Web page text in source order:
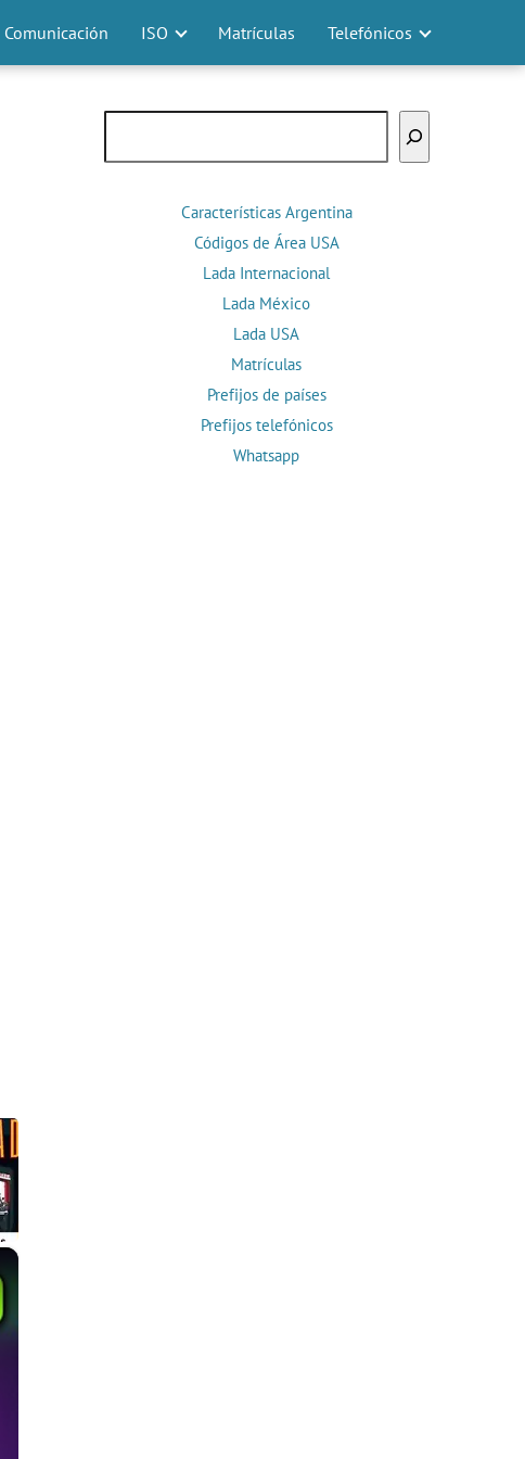
Comunicación ISO Matrículas Telefónicos
×
Características Argentina
Códigos de Área USA
Lada Internacional
Lada México
Lada USA
Matrículas
Prefijos de países
Prefijos telefónicos
Whatsapp